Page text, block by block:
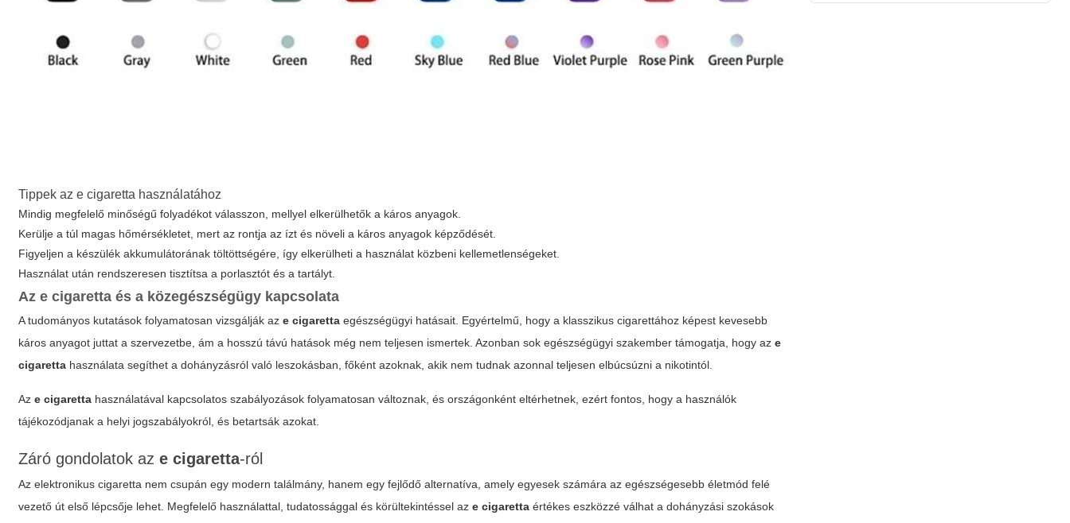
Tippek aze cigaretta használatához
Mindig megfelelő minőségű folyadékot válasszon, mellyel elkerülhetők a káros anyagok.
Kerülje a túl magas hőmérsékletet, mert az rontja az ízt és növeli a káros anyagok képződését.
Figyeljen a készülék akkumulátorának töltöttségére, így elkerülheti a használat közbeni kellemetlenségeket.
Használat után rendszeresen tisztítsa a porlasztót és a tartályt.
Aze cigaretta és a közegészségügy kapcsolata
A tudományos kutatások folyamatosan vizsgálják aze cigaretta egészségügyi hatásait. Egyértelmű, hogy a klasszikus cigarettához képest kevesebb
káros anyagot juttat a szervezetbe, ám a hosszú távú hatások még nem teljesen ismertek. Azonban sok egészségügyi szakember támogatja, hogy aze
cigaretta használata segíthet a dohányzásról való leszokásban, főként azoknak, akik nem tudnak azonnal teljesen elbúcsúzni a nikotintól.
Aze cigaretta használatával kapcsolatos szabályozások folyamatosan változnak, és országonként eltérhetnek, ezért fontos, hogy a használók
tájékozódjanak a helyi jogszabályokról, és betartsák azokat.
Záró gondolatok aze cigaretta-ról
Azelektronikus cigaretta nem csupán egy modern találmány, hanem egy fejlődő alternatíva, amely egyesek számára az egészségesebb életmód felé
vezető út első lépcsője lehet. Megfelelő használattal, tudatossággal és körültekintéssel aze cigaretta értékes eszközzé válhat a dohányzási szokások